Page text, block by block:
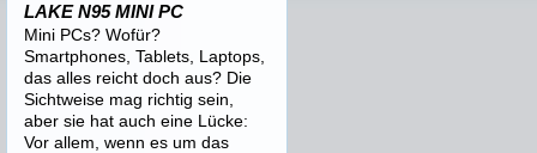
LAKE N95 MINI PC
Mini PCs? Wofür?
Smartphones, Tablets, Laptops,
das alles reicht doch aus? Die
Sichtweise mag richtig sein,
aber sie hat auch eine Lücke:
Vor allem, wenn es um das